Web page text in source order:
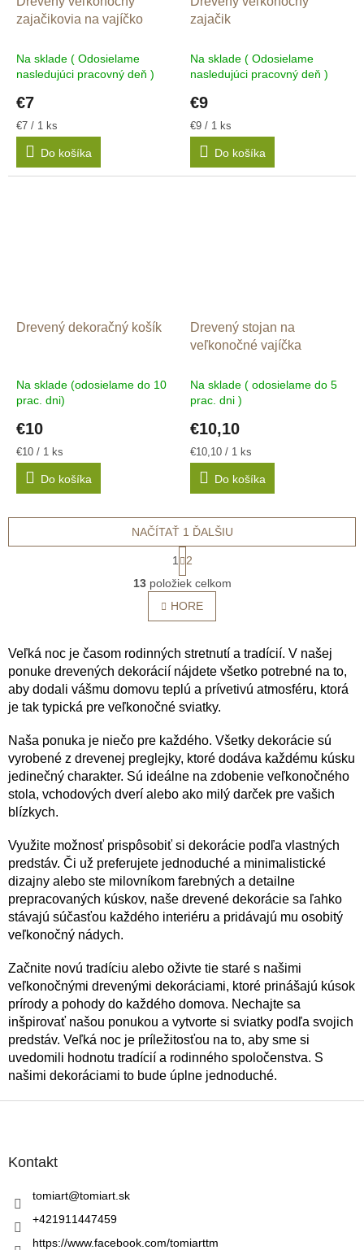
zajačikovia na vajíčko
Na sklade ( Odosielame
nasledujúci pracovný deň )
€7
Jednotková
cena:
€7 / 1 ks
Do košíka
zajačik
Na sklade ( Odosielame
nasledujúci pracovný deň )
€9
Jednotková
cena:
€9 / 1 ks
Do košíka
Drevený dekoračný košík
Na sklade (odosielame do 10
prac. dni)
€10
Jednotková
cena:
€10 / 1 ks
Do košíka
Drevený stojan na
veľkonočné vajíčka
Na sklade ( odosielame do 5
prac. dni )
€10,10
Jednotková
cena:
€10,10 / 1 ks
Do košíka
O
v
l
á
a
c
i
e
p
v
k
y
v
i
s
u
NAČÍTAŤ 1 ĎALŠIU
t
r
á
n
k
v
a
n
i
e
1
2
13položiek celkom
HORE
Veľká noc je časom rodinných stretnutí a tradícií. V našej
ponuke drevených dekorácií nájdete všetko potrebné na to,
aby dodali vášmu domovu teplú a prívetivú atmosféru, ktorá
je tak typická pre veľkonočné sviatky.
Naša ponuka je niečo pre každého. Všetky dekorácie sú
vyrobené z drevenej preglejky, ktoré dodáva každému kúsku
jedinečný charakter. Sú ideálne na zdobenie veľkonočného
stola, vchodových dverí alebo ako milý darček pre vašich
blízkych.
Využite možnosť prispôsobiť si dekorácie podľa vlastných
predstáv. Či už preferujete jednoduché a minimalistické
dizajny alebo ste milovníkom farebných a detailne
prepracovaných kúskov, naše drevené dekorácie sa ľahko
stávajú súčasťou každého interiéru a pridávajú mu osobitý
veľkonočný nádych.
Začnite novú tradíciu alebo oživte tie staré s našimi
veľkonočnými drevenými dekoráciami, ktoré prinášajú kúsok
prírody a pohody do každého domova. Nechajte sa
inšpirovať našou ponukou a vytvorte si sviatky podľa svojich
predstáv. Veľká noc je príležitosťou na to, aby sme si
uvedomili hodnotu tradícií a rodinného spoločenstva. S
našimi dekoráciami to bude úplne jednoduché.
Kontakt
tomiart@tomiart.sk
+421911447459
https://www.facebook.com/tomiarttm